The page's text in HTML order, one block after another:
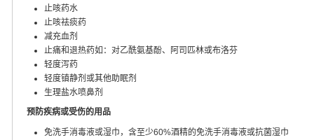
止咳药水
止咳祛痰药
减充血剂
止痛和退热药如：对乙酰氨基酚、阿司匹林或布洛芬
轻度泻药
轻度镇静剂或其他助眠剂
生理盐水喷鼻剂
预防疾病或受伤的用品
免洗手消毒液或湿巾，含至少60%酒精的免洗手消毒液或抗菌湿巾